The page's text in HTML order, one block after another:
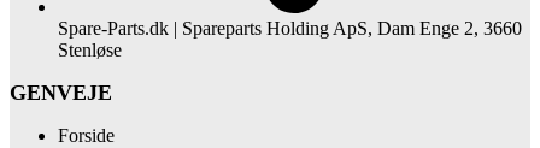
Spare-Parts.dk | Spareparts Holding ApS, Dam Enge 2, 3660
Stenløse
GENVEJE
Forside